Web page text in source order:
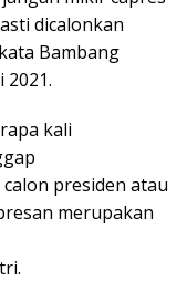
dicalonkan
Bambang
2021.
kali
presiden atau
merupakan